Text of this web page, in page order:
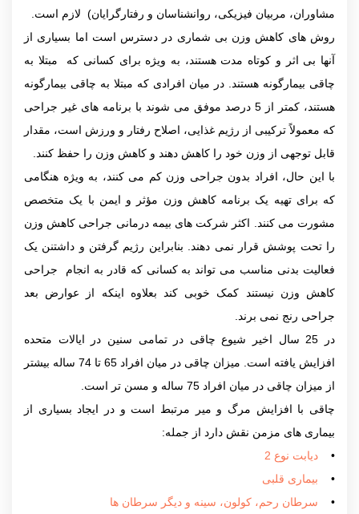
مشاوران، مربیان فیزیکی، روانشناسان و رفتارگرایان) لازم است.
روش های کاهش وزن بی شماری در دسترس است اما بسیاری از
آنها بی اثر و کوتاه مدت هستند، به ویژه برای کسانی که مبتلا به
چاقی بیمارگونه هستند. در میان افرادی که‌ مبتلا به چاقی بیمارگونه
‌هستند، کمتر از 5 درصد موفق می شوند با برنامه های غیر جراحی
که معمولاً ترکیبی از رژیم غذایی، اصلاح رفتار و ورزش است، مقدار
قابل توجهی از وزن خود را کاهش دهند و کاهش وزن را حفظ کنند.
با این حال، افراد بدون جراحی وزن کم می کنند، به ویژه هنگامی
که برای تهیه یک برنامه کاهش وزن مؤثر و ایمن با یک متخصص
مشورت می کنند. اکثر شرکت های بیمه درمانی جراحی کاهش وزن
را تحت پوشش قرار نمی دهند. بنابراین رژیم گرفتن و داشتنن یک
فعالیت بدنی مناسب می تواند به کسانی که قادر به انجام جراحی
کاهش وزن نیستند کمک خوبی کند بعلاوه اینکه از عوارض بعد
جراحی رنج نمی برند.
در 25 سال اخیر شیوع چاقی در تمامی سنین در ایالات متحده
افزایش یافته است. میزان چاقی در میان افراد 65 تا 74 ساله بیشتر
از میزان چاقی در میان افراد 75 ساله و مسن تر است.
چاقی با افزایش مرگ و میر مرتبط است و در ایجاد بسیاری از
بیماری های مزمن نقش دارد از جمله:
• دیابت نوع 2
•
بیماری قلبی
•
سرطان رحم، کولون، سینه و دیگر سرطان ها